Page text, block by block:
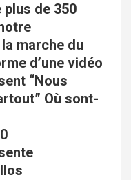
de 350
marche du
d’une vidéo
“Nous
Où sont-